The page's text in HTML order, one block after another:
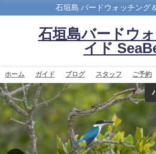
石垣島 バードウォッチング
石垣島バードウ
イド
ホーム ガイド ブログ スタッフ ご予約